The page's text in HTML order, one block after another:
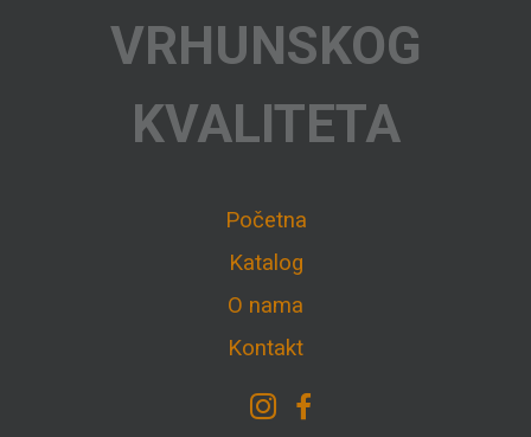
VRHUNSKOG
KVALITETA
Početna
Katalog
O nama
Kontakt